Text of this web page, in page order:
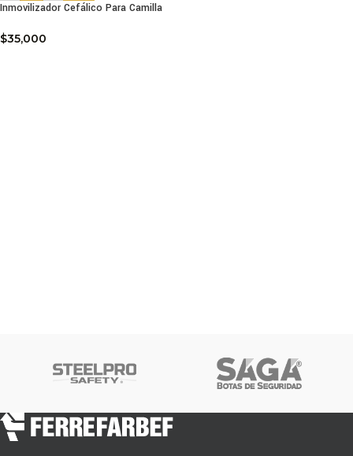
Inmovilizador Cefálico Para Camilla
$35,000